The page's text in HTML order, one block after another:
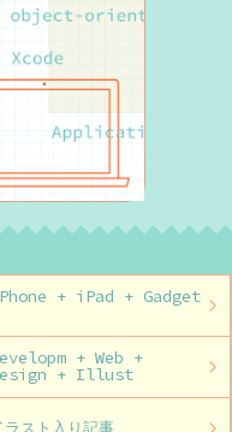
+ iPad + Gadget
+ Web +
+ Illust
ラスト入り記事